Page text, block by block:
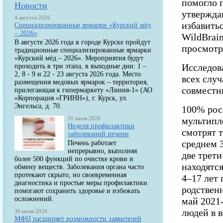
Новости
4 августа 2026
Специализированные ярмарки «Курский мёд
– 2026»
В августе 2026 года в городе Курске пройдут
традиционные специализированные ярмарки
«Курский мёд – 2026». Мероприятия будут
проходить в три этапа, в выходные дни: 1 –
2, 8 - 9 и 22 - 23 августа 2026 года. Место
размещения медовых ярмарок – территория,
прилегающая к гипермаркету «Линия-1» (АО
«Корпорация «ГРИНН»), г. Курск, ул.
Энгельса, д. 70.
31 июля 2026
Неделя профилактики
заболеваний печени
Печень работает
непрерывно, выполняя
более 500 функций по очистке крови и
обмену веществ. Заболевания органа часто
протекают скрыто, но своевременная
диагностика и простые меры профилактики
помогают сохранить здоровье и избежать
осложнений.
30 июля 2026
МФЦ расширяет возможности заявителей
помогло
всех
100%
смотрят
среднем
две
4–17
май
людей в